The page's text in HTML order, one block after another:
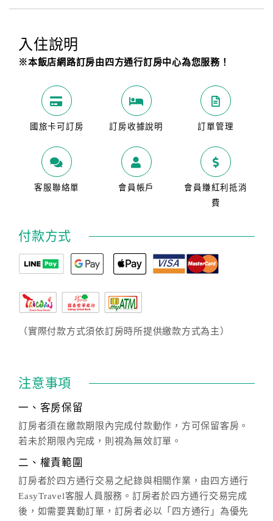
入住說明
※本飯店網路訂房由四方通行訂房中心為您服務！
國旅卡可訂房 訂房收據說明 訂單管理
客服聯絡單 會員帳戶
會員賺紅利抵消
費
付款方式
（實際付款方式須依訂房時所提供繳款方式為主）
注意事項
一、客房保留
訂房者須在繳款期限內完成付款動作，方可保留客房。
若未於期限內完成，則視為無效訂單。
二、權責範圍
訂房者於四方通行交易之紀錄與相關作業，由四方通行
EasyTravel客服人員服務。訂房者於四方通行交易完成
後，如需要異動訂單，訂房者必以「四方通行」為優先